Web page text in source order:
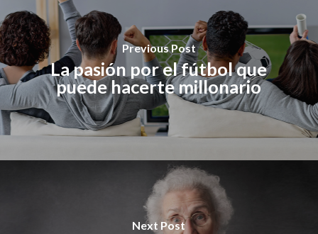
Previous Post
La pasión por el fútbol que
puede hacerte millonario
Next Post